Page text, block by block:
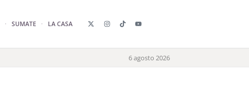
SUMATE LA CASA
6 agosto 2026